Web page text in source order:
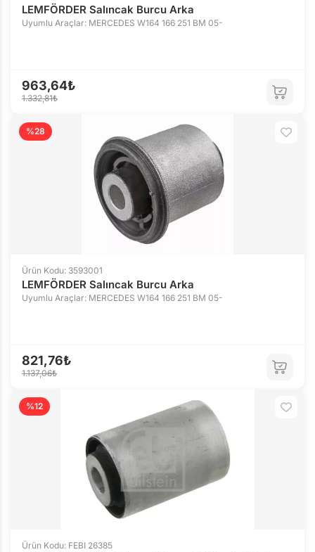
LEMFÖRDER Salıncak Burcu Arka
Uyumlu Araçlar: MERCEDES W164 166 251 BM 05-
963,64₺
1.332,81₺
%28
Ürün Kodu: 3593001
LEMFÖRDER Salıncak Burcu Arka
Uyumlu Araçlar: MERCEDES W164 166 251 BM 05-
821,76₺
1.137,06₺
%12
Ürün Kodu: FEBI 26385